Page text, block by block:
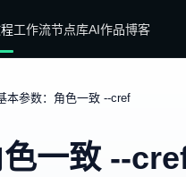
工作流节点库AI作品博客
本参数：角色一致 --cref
一致 --